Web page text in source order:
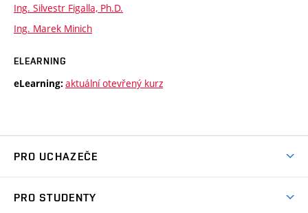
Ing. Silvestr Figalla, Ph.D.
Ing. Marek Minich
ELEARNING
eLearning: aktuální otevřený kurz
PRO UCHAZEČE
PRO STUDENTY